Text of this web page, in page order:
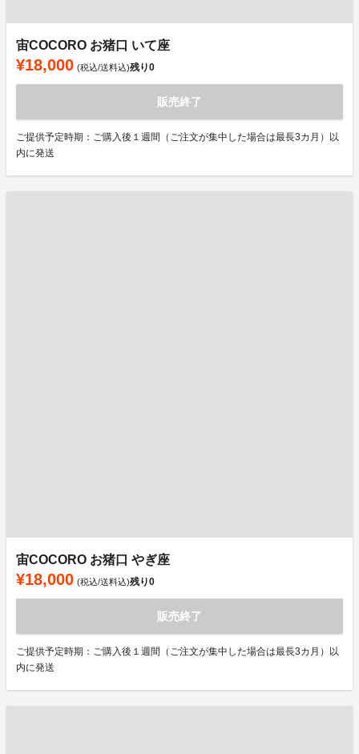
宙COCORO お猪口 いて座
¥18,000 (税込/送料込)残り0
販売終了
ご提供予定時期：ご購入後１週間（ご注文が集中した場合は最長3カ月）以
内に発送
宙COCORO お猪口 やぎ座
¥18,000 (税込/送料込)残り0
販売終了
ご提供予定時期：ご購入後１週間（ご注文が集中した場合は最長3カ月）以
内に発送